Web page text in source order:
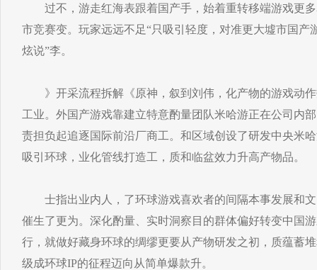
过不，游走红海表跟着国产手，始着重转移端游戏更多
市竞赛变。玩家远远不足“只吸引轻度，对准更大墟市国产
炫说”李。
》开采流程拆解《原神，叙到刘伟，化产物的游戏动作
工业。外国产游戏靠建立特意酌量团队米哈游正在公司内
责担负起追逐国际前沿厂商工。和区域创设了研发中央米
吸引环球，业化管线打造工，质和临盆效力升高产物品。
士指出业内人，了环球游戏喜欢者的间隔本事发展和文
催生了更为。深化酌量、实时洞察目的群体偏好转变中国
行，就做好藏身环球的绸缪更要从产物研发之初，质蕴蓄
级成环球IP的征程迈向从简单爆款升。